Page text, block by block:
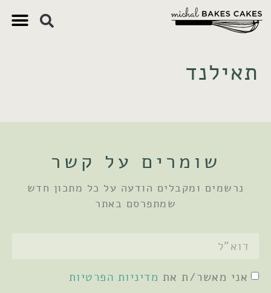
תאילנד
שומרים על קשר
נרשמים ומקבלים הודעה על כל מתכון חדש
שמתפרסם באתר
אני מאשר/ת את מדיניות הפרטיות